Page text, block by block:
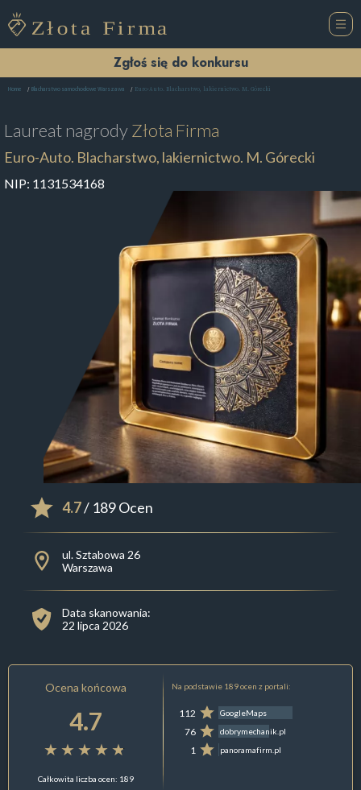
Zgłoś się do konkursu
Home Blacharstwo samochodowe Warszawa Euro-Auto. Blacharstwo, lakiernictwo. M. Górecki
Laureat nagrodyZłota Firma
Euro-Auto. Blacharstwo, lakiernictwo. M. Górecki
NIP: 1131534168
4.7/ 189 Ocen
ul. Sztabowa 26
Warszawa
Data skanowania:
22 lipca 2026
Ocena końcowa
4.7
Całkowita liczba ocen: 189
Na podstawie 189 ocen z portali:
112 GoogleMaps
76 dobrymechanik.pl
1 panoramafirm.pl